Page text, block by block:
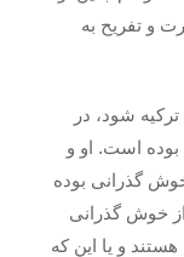
و تفریح به
شود، در
بوده است. او و
گذرانی بوده
خوش گذرانی
و یا این که